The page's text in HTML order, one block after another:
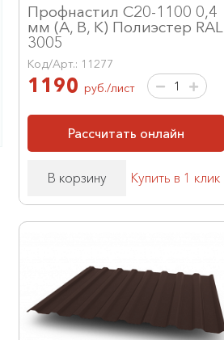
Профнастил С20-1100 0,4
мм (А, В, К) Полиэстер RAL
3005
Код/Арт.: 11277
1190 руб./лист
Рассчитать онлайн
В корзину Купить в 1 клик